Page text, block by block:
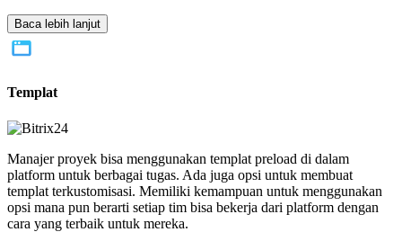
Baca lebih lanjut
Templat
Manajer proyek bisa menggunakan templat preload di dalam
platform untuk berbagai tugas. Ada juga opsi untuk membuat
templat terkustomisasi. Memiliki kemampuan untuk menggunakan
opsi mana pun berarti setiap tim bisa bekerja dari platform dengan
cara yang terbaik untuk mereka.